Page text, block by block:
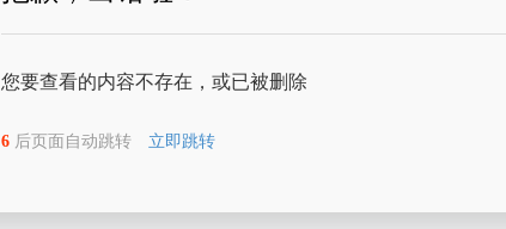
您要查看的内容不存在，或已被删除
6 后页面自动跳转 立即跳转